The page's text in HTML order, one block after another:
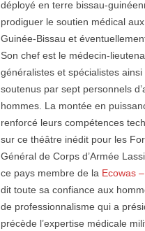
déployé en terre bissau-
prodiguer le soutien médical
Guinée-Bissau et
Son chef est le médecin-
généralistes et spécialistes
soutenus par sept personnels
hommes. La montée en
renforcé leurs compétences
sur ce théâtre inédit pour les
Général de Corps d’Armée
ce pays membre de la Ecowas
dit toute sa confiance aux
de professionnalisme qui a
précède l’expertise médicale